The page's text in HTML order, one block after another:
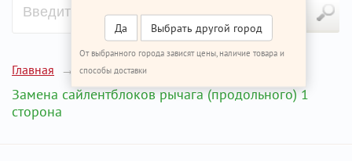
Да Выбрать другой город
От выбранного города зависят цены, наличие товара и
способы доставки
Главная Ремонт КИА Сид
Замена сайлентблоков рычага (продольного) 1
сторона